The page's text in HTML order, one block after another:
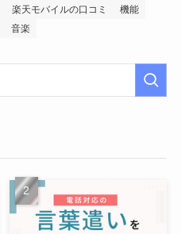
楽天モバイルの口コミ
機能
音楽